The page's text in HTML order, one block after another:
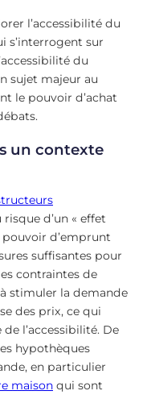
l’accessibilité du
s’interrogent sur
du
sujet majeur au
le pouvoir d’achat
un contexte
risque d’un « effet
d’emprunt
suffisantes pour
contraintes de
stimuler la demande
des prix, ce qui
l’accessibilité. De
hypothèques
en particulier
maison qui sont